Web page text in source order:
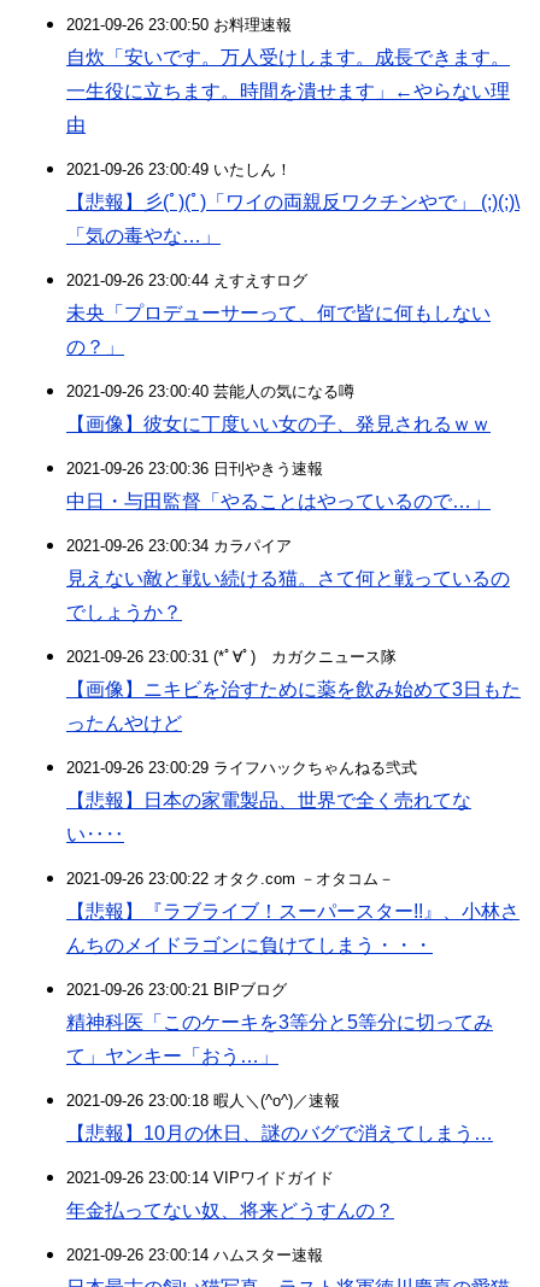
2021-09-26 23:00:50 お料理速報
自炊「安いです。万人受けします。成長できます。
一生役に立ちます。時間を潰せます」←やらない理
由
2021-09-26 23:00:49 いたしん！
【悲報】彡(ﾟ)(ﾟ)「ワイの両親反ワクチンやで」 (;)(;)\
「気の毒やな…」
2021-09-26 23:00:44 えすえすログ
未央「プロデューサーって、何で皆に何もしない
の？」
2021-09-26 23:00:40 芸能人の気になる噂
【画像】彼女に丁度いい女の子、発見されるｗｗ
2021-09-26 23:00:36 日刊やきう速報
中日・与田監督「やることはやっているので…」
2021-09-26 23:00:34 カラパイア
見えない敵と戦い続ける猫。さて何と戦っているの
でしょうか？
2021-09-26 23:00:31 (*ﾟ∀ﾟ)ゞカガクニュース隊
【画像】ニキビを治すために薬を飲み始めて3日もた
ったんやけど
2021-09-26 23:00:29 ライフハックちゃんねる弐式
【悲報】日本の家電製品、世界で全く売れてな
い‥‥
2021-09-26 23:00:22 オタク.com －オタコム－
【悲報】『ラブライブ！スーパースター!!』、小林さ
んちのメイドラゴンに負けてしまう・・・
2021-09-26 23:00:21 BIPブログ
精神科医「このケーキを3等分と5等分に切ってみ
て」ヤンキー「おう…」
2021-09-26 23:00:18 暇人＼(^o^)／速報
【悲報】10月の休日、謎のバグで消えてしまう…
2021-09-26 23:00:14 VIPワイドガイド
年金払ってない奴、将来どうすんの？
2021-09-26 23:00:14 ハムスター速報